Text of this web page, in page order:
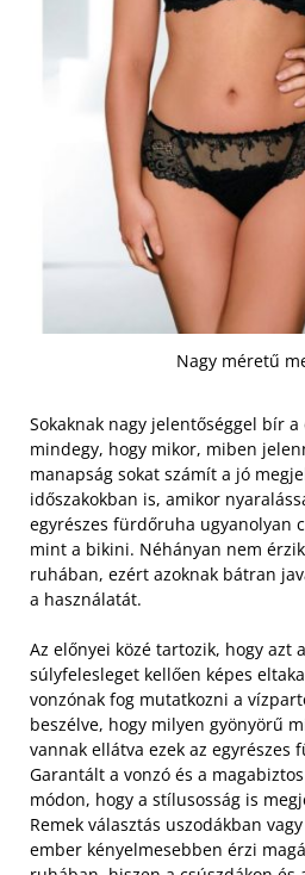
Nagy méretű
Sokaknak nagy jelentőséggel bír
mindegy, hogy mikor, miben
manapság sokat számít a jó
időszakokban is, amikor
egyrészes fürdőruha ugyanolyan
mint a bikini. Néhányan nem
ruhában, ezért azoknak bátran
a használatát.
Az előnyei közé tartozik, hogy azt
súlyfelesleget kellően képes
vonzónak fog mutatkozni a
beszélve, hogy milyen gyönyörű
vannak ellátva ezek az egyrészes
Garantált a vonzó és a
módon, hogy a stílusosság is
Remek választás uszodákban
ember kényelmesebben érzi